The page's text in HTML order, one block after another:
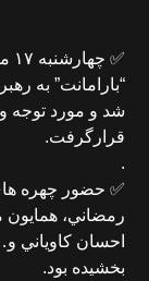
“بارامانت” به
شد و مورد توجه
قرارگرفت.
.
✅ حضور چهره
رمضاني، همايون
احسان كاوياني
بخشيده بود.